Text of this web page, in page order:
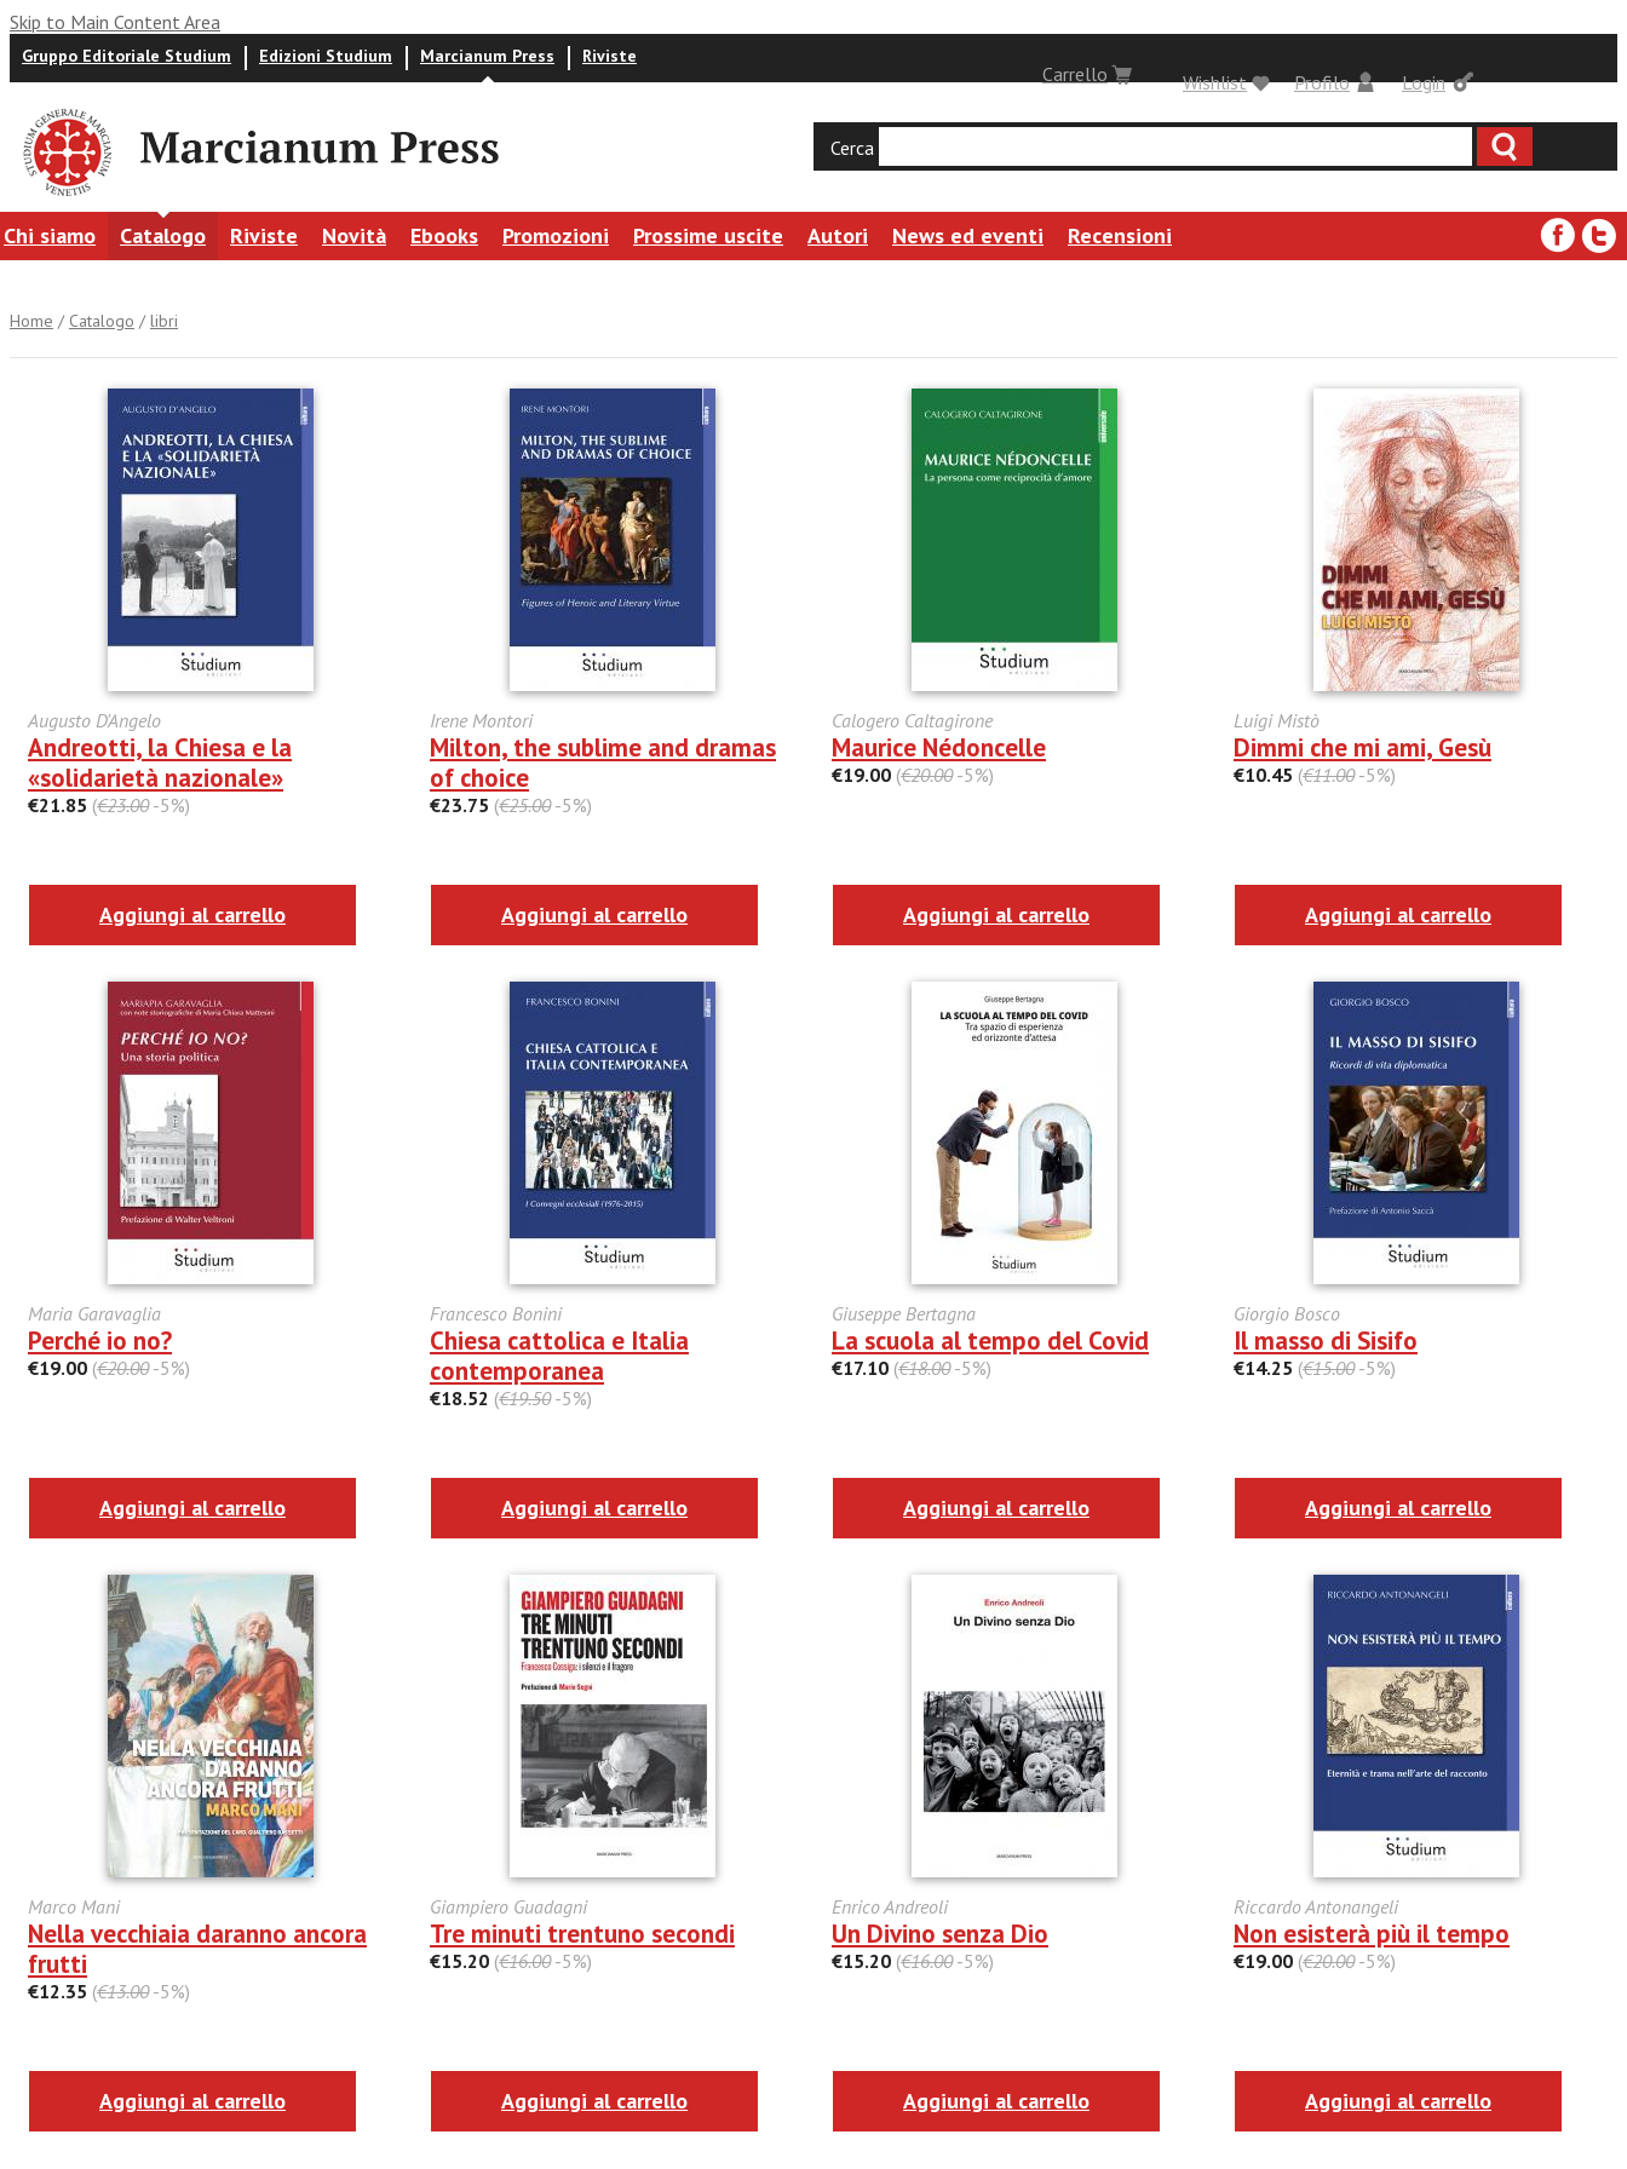
Skip to Main Content Area
Gruppo Editoriale Studium Edizioni Studium Marcianum Press Riviste
Login
Carrello Profilo
Wishlist
Cerca
Chi siamo Catalogo Riviste Novità Ebooks Promozioni Prossime uscite Autori News ed eventi Recensioni
Home / Catalogo / libri
Augusto D'Angelo
Andreotti, la Chiesa e la
«solidarietà nazionale»
€21.85 (€23.00-5%)
Aggiungi al carrello
Irene Montori
Milton, the sublime and dramas
of choice
€23.75 (€25.00-5%)
Aggiungi al carrello
Calogero Caltagirone
Maurice Nédoncelle
€19.00 (€20.00-5%)
Aggiungi al carrello
Luigi Mistò
Dimmi che mi ami, Gesù
€10.45 (€11.00-5%)
Aggiungi al carrello
Maria Garavaglia
Perché io no?
€19.00 (€20.00-5%)
Aggiungi al carrello
Francesco Bonini
Chiesa cattolica e Italia
contemporanea
€18.52 (€19.50-5%)
Aggiungi al carrello
Giuseppe Bertagna
La scuola al tempo del Covid
€17.10 (€18.00-5%)
Aggiungi al carrello
Giorgio Bosco
Il masso di Sisifo
€14.25 (€15.00-5%)
Aggiungi al carrello
Marco Mani
Nella vecchiaia daranno ancora
frutti
€12.35 (€13.00-5%)
Aggiungi al carrello
Giampiero Guadagni
Tre minuti trentuno secondi
€15.20 (€16.00-5%)
Aggiungi al carrello
Enrico Andreoli
Un Divino senza Dio
€15.20 (€16.00-5%)
Aggiungi al carrello
Riccardo Antonangeli
Non esisterà più il tempo
€19.00 (€20.00-5%)
Aggiungi al carrello